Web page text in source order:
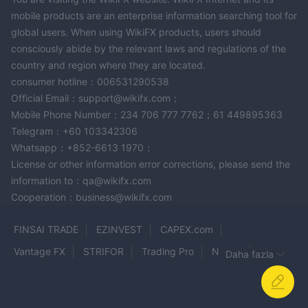
Önemli bir nokta, Elmax Trade tarafından belirli çiftlerin belirli bir
tarihe kadar işlem için geçerli olmadığını belirten bir
feragatname sunulmasıdır, bu da işlem ürünlerinin zamanla
değişebileceğini göstermektedir. Ayrıca, kripto para çiftlerinin
daha yüksek spreadlere sahip olabileceği ve 1:3'e kadar
kaldıraç sunabileceği konusunda yatırımcıları uyarıyorlar, bu da
daha yüksek bir risk seviyesi taşımaktadır.
Genel olarak, Elmax Trade geniş bir ticaret ürün yelpazesi sunar
ve hem forex hem de kripto para meraklılarına hitap eder, bu da
tüccarların portföylerini çeşitlendirmelerine ve risk toleranslarına
ve ticaret stratejilerine uygun ürünler seçmelerine olanak tanır.
Bununla birlikte, potansiyel tüccarlar Elmax Trade ile herhangi
değerlendirmeli ve kapsamlı bir araştırma yapmalıdır.
mobile products are an enterprise information searching tool for
global users. When using WikiFX products, users should
consciously abide by the relevant laws and regulations of the
country and region where they are located.
consumer hotline：006531290538
Official Email：support@wikifx.com；
Mobile Phone Number：234 706 777 7762；61 449895363
Telegram：+60 103342306
Whatsapp：+852-6613 1970；
License or other information error corrections, please send the
information to：qa@wikifx.com
Cooperation：business@wikifx.com
FINSAI TRADE EZINVEST
CAPEX.com
Vantage FX
STRIFOR Trading Pro
Nadex
IFIC Bank
Daha fazla